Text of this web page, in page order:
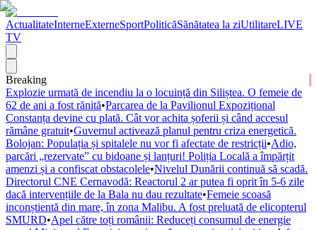
ActualitateInterneExterneSportPoliticăSănătatea la ziUtilitareLIVE
TV
Breaking
Explozie urmată de incendiu la o locuință din Siliștea. O femeie de
62 de ani a fost rănită•Parcarea de la Pavilionul Expozițional
Constanța devine cu plată. Cât vor achita șoferii și când accesul
rămâne gratuit•Guvernul activează planul pentru criza energetică.
Bolojan: Populația și spitalele nu vor fi afectate de restricții•Adio,
parcări „rezervate” cu bidoane și lanțuri! Poliția Locală a împărțit
amenzi și a confiscat obstacolele•Nivelul Dunării continuă să scadă.
Directorul CNE Cernavodă: Reactorul 2 ar putea fi oprit în 5-6 zile
dacă intervențiile de la Bala nu dau rezultate•Femeie scoasă
inconștientă din mare, în zona Malibu. A fost preluată de elicopterul
SMURD•Apel către toți românii: Reduceți consumul de energie